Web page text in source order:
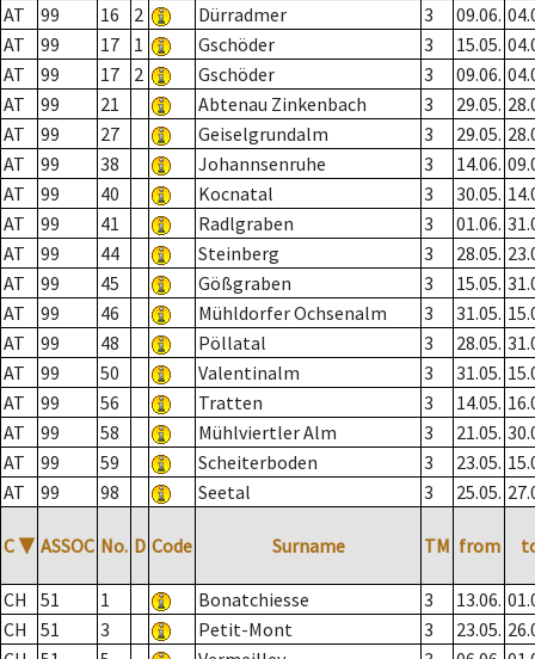
AT
99 16 2 Dürradmer 3 09.06.
AT
99 17 1 Gschöder 3 15.05.
AT
99 17 2 Gschöder 3 09.06.
AT
99 21 Abtenau Zinkenbach 3 29.05.
AT
99 27 Geiselgrundalm 3 29.05.
AT
99 38 Johannsenruhe 3 14.06.
AT
99 40 Kocnatal 3 30.05.
AT
99 41 Radlgraben 3 01.06.
AT
99 44 Steinberg 3 28.05.
AT
99 45 Gößgraben 3 15.05.
AT
99 46 Mühldorfer Ochsenalm 3 31.05.
AT
99 48 Pöllatal 3 28.05.
AT
99 50 Valentinalm 3 31.05.
AT
99 56 Tratten 3 14.05.
AT
99 58 Mühlviertler Alm 3 21.05.
AT
99 59 Scheiterboden 3 23.05.
AT
99 98 Seetal 3 25.05.
C ▼ ASSOC No. D Code Surname TM from
CH 51 1 Bonatchiesse 3 13.06.
CH
51 3 Petit-Mont 3 23.05.